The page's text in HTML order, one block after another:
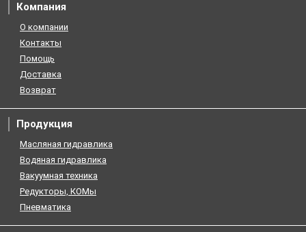
Компания
О компании
Контакты
Помощь
Доставка
Возврат
Продукция
Масляная гидравлика
Водяная гидравлика
Вакуумная техника
Редукторы, КОМы
Пневматика